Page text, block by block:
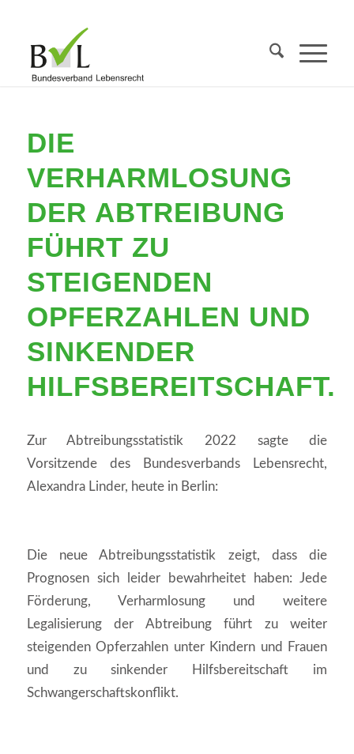
DIE
VERHARMLOSUNG
DER ABTREIBUNG
FÜHRT ZU
STEIGENDEN
OPFERZAHLEN UND
SINKENDER
HILFSBEREITSCHAFT.
Zur Abtreibungsstatistik 2022 sagte die
Vorsitzende des Bundesverbands Lebensrecht,
Alexandra Linder, heute in Berlin:
Die neue Abtreibungsstatistik zeigt, dass die
Prognosen sich leider bewahrheitet haben: Jede
Förderung, Verharmlosung und weitere
Legalisierung der Abtreibung führt zu weiter
steigenden Opferzahlen unter Kindern und Frauen
und zu sinkender Hilfsbereitschaft im
Schwangerschaftskonflikt.